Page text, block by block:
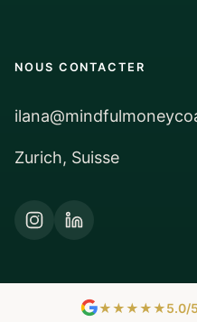
NOUS CONTACTER
Zurich, Suisse
★★★★★5.0/